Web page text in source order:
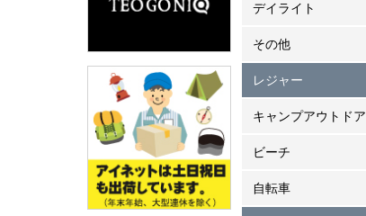
デイライト
その他
レジャー
キャンプアウトドア
ビーチ
自転車